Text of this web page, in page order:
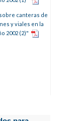
canteras de
y viales en la
2002 (2)"